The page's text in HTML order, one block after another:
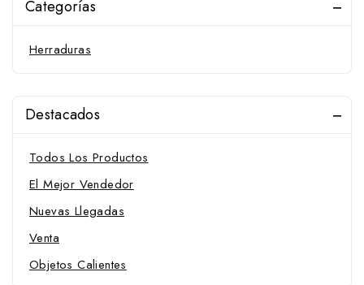
Categorías
Herraduras
Destacados
Todos Los Productos
El Mejor Vendedor
Nuevas Llegadas
Venta
Objetos Calientes